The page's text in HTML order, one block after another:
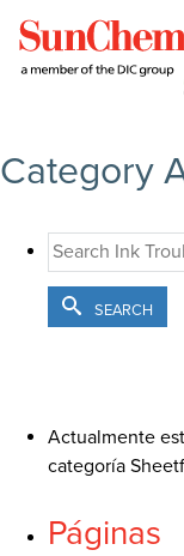
Category
SEARCH
Actualmente
categoría
Páginas